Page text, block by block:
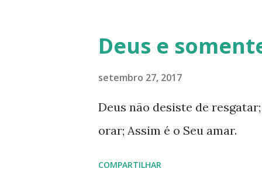
certo, porque manteve o
os relacionamentos são
novo acordo ortográfico ( leia
como ideia. Aí, eu olho para
e, então, percebo que quero
Deus e
setembro 27, 2017
Deus não desiste de
orar; Assim é o Seu amar.
COMPARTILHAR